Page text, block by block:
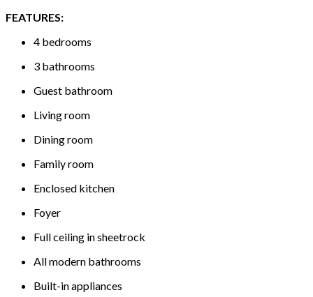
FEATURES:
4 bedrooms
3 bathrooms
Guest bathroom
Living room
Dining room
Family room
Enclosed kitchen
Foyer
Full ceiling in sheetrock
All modern bathrooms
Built-in appliances